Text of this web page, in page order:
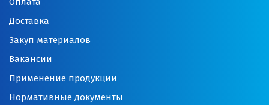
О
Одинцово
Орел
Доставка
Закуп материалов
Вакансии
Применение продукции
Нормативные документы